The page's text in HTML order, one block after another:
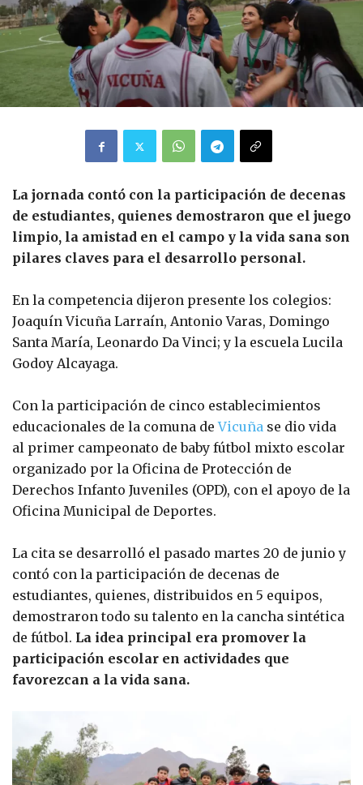
La jornada contó con la participación de decenas
de estudiantes, quienes demostraron que el juego
limpio, la amistad en el campo y la vida sana son
pilares claves para el desarrollo personal.
En la competencia dijeron presente los colegios:
Joaquín Vicuña Larraín, Antonio Varas, Domingo
Santa María, Leonardo Da Vinci; y la escuela Lucila
Godoy Alcayaga.
Con la participación de cinco establecimientos
educacionales de la comuna deVicuña se dio vida
al primer campeonato de baby fútbol mixto escolar
organizado por la Oficina de Protección de
Derechos Infanto Juveniles (OPD), con el apoyo de la
Oficina Municipal de Deportes.
La cita se desarrolló el pasado martes 20 de junio y
contó con la participación de decenas de
estudiantes, quienes, distribuidos en 5 equipos,
demostraron todo su talento en la cancha sintética
de fútbol. La idea principal era promover la
participación escolar en actividades que
favorezcan a la vida sana.